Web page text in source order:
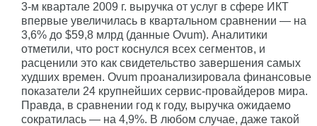
3-м квартале 2009 г. выручка от услуг в сфере ИКТ
впервые увеличилась в квартальном сравнении — на
3,6% до $59,8 млрд (данные Ovum). Аналитики
отметили, что рост коснулся всех сегментов, и
расценили это как свидетельство завершения самых
худших времен. Ovum проанализировала финансовые
показатели 24 крупнейших сервис-провайдеров мира.
Правда, в сравнении год к году, выручка ожидаемо
сократилась — на 4,9%. В любом случае, даже такой